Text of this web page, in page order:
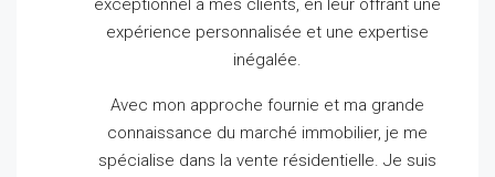
exceptionnel à mes clients, en leur offrant une
expérience personnalisée et une expertise
inégalée.
Avec mon approche fournie et ma grande
connaissance du marché immobilier, je me
spécialise dans la vente résidentielle. Je suis